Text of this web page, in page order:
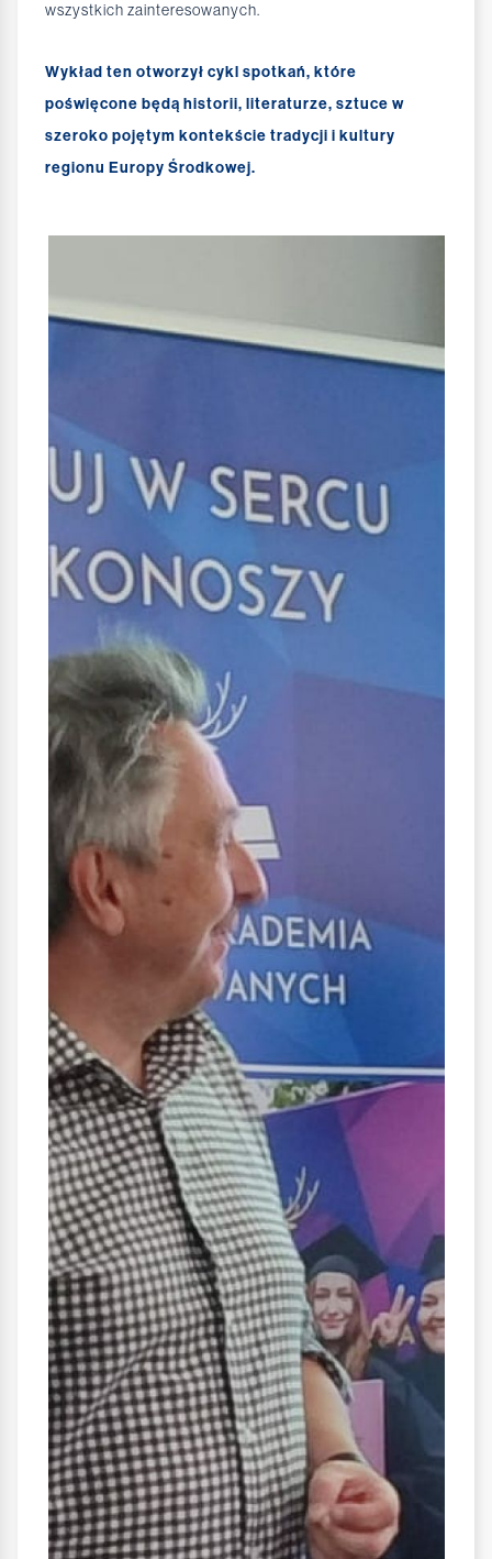
wszystkich zainteresowanych.
Wykład ten otworzył cykl spotkań, które
poświęcone będą historii, literaturze, sztuce w
szeroko pojętym kontekście tradycji i kultury
regionu Europy Środkowej.